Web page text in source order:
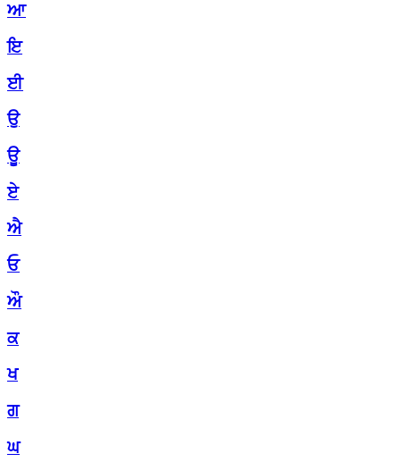
ਆ
ਇ
ਈ
ਉ
ਊ
ਏ
ਐ
ਓ
ਔ
ਕ
ਖ
ਗ
ਘ